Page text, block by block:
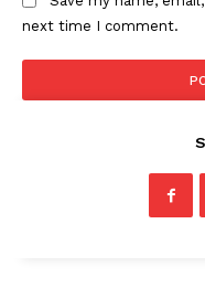
next time I comment.